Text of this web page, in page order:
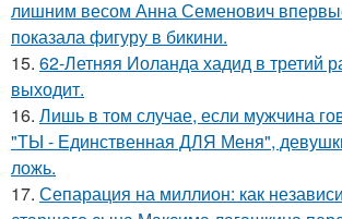
лишним весом Анна Семенович
показала фигуру в бикини.
15. 62-Летняя Иоланда хадид в третий
выходит.
16. Лишь в том случае, если мужчина
"ТЫ - Единственная ДЛЯ Меня",
ложь.
17. Сепарация на миллион: как